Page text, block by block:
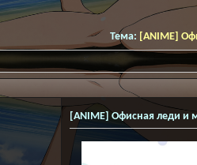
Тема: [ANIME]
[ANIME] Офисная леди и